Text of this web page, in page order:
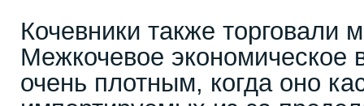
Кочевники также торговали
Межкочевое экономическое
очень плотным, когда оно